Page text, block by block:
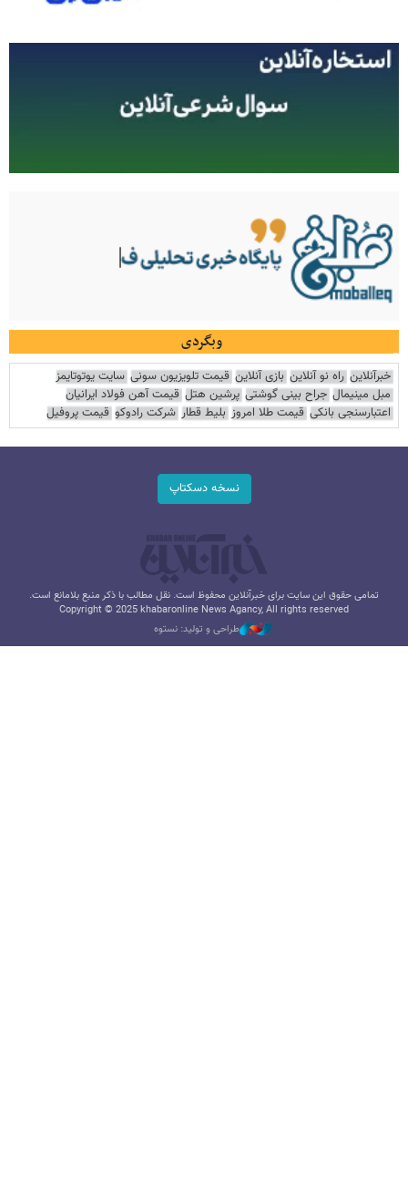
وبگردی
خبرآنلاین راه نو آنلاین بازی آنلاین قیمت تلویزیون سونی سایت یوتوتایمز
مبل مینیمال جراح بینی گوشتی پرشین هتل قیمت آهن فولاد ایرانیان
اعتبارسنجی بانکی قیمت طلا امروز بلیط قطار شرکت رادوکو قیمت پروفیل
نسخه دسکتاپ
تمامی حقوق این سایت برای خبرآنلاین محفوظ است. نقل مطالب با ذکر منبع بلامانع است.
Copyright © 2025 khabaronline News Agancy, All rights reserved
طراحی و تولید: نستوه